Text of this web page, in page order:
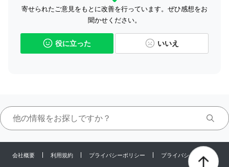
寄せられたご意見をもとに改善を行っています。ぜひ感想をお
聞かせください。
役に立った いいえ
会社概要 利用規約 プライバシーポリシー プライバシーセンター